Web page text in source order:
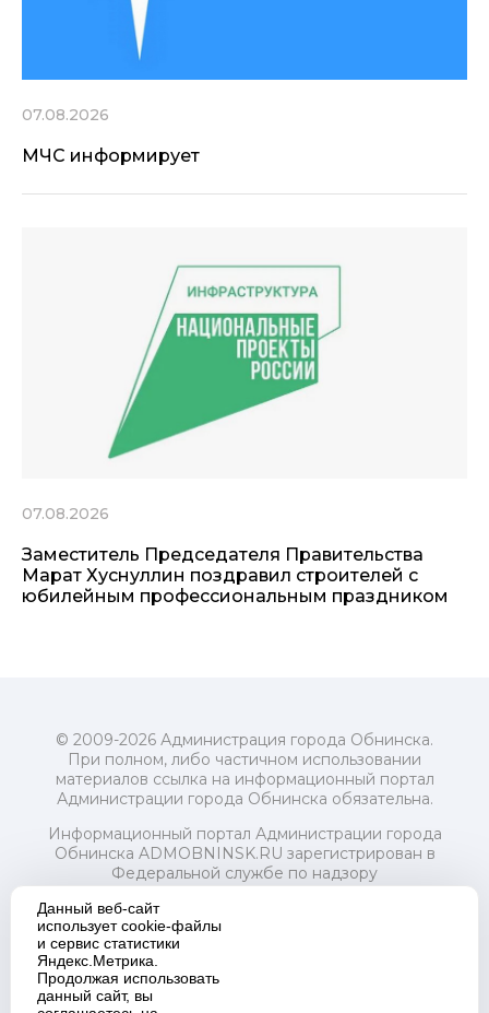
07.08.2026
МЧС информирует
07.08.2026
Заместитель Председателя Правительства
Марат Хуснуллин поздравил строителей с
юбилейным профессиональным праздником
© 2009-2026 Администрация города Обнинска.
При полном, либо частичном использовании
материалов ссылка на информационный портал
Администрации города Обнинска обязательна.
Информационный портал Администрации города
Обнинска ADMOBNINSK.RU зарегистрирован в
Федеральной службе по надзору
и массовых коммуникаций (Роскомнадзор) 24 июля
2018 года.
Свидетельство о регистрации Эл № ФС77-73321
Учредитель: Администрация (исполнительно-
распорядительный орган) городского округа "Город
Данный веб-сайт
использует cookie-файлы
и сервис статистики
Яндекс.Метрика.
Продолжая использовать
данный сайт, вы